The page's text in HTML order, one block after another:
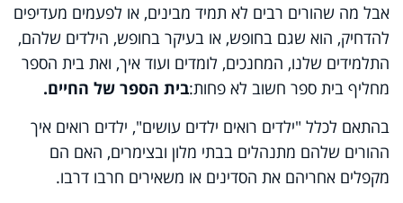
אבל מה שהורים רבים לא תמיד מבינים, או לפעמים מעדיפים
להדחיק, הוא שגם בחופש, או בעיקר בחופש, הילדים שלהם,
התלמידים שלנו, המחנכים, לומדים ועוד איך, ואת בית הספר
מחליף בית ספר חשוב לא פחות:בית הספר של החיים.
בהתאם לכלל "ילדים רואים ילדים עושים", ילדים רואים איך
ההורים שלהם מתנהלים בבתי מלון ובצימרים, האם הם
מקפלים אחריהם את הסדינים או משאירים חרבו דרבו.